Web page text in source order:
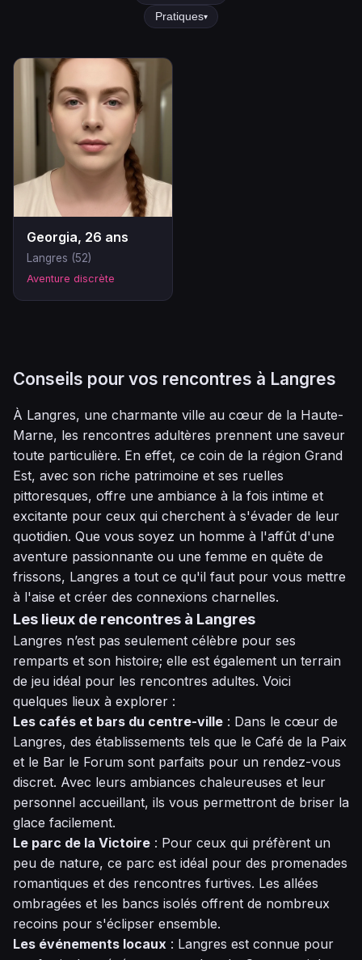
Pratiques▾
Georgia, 26 ans
Langres (52)
Aventure discrète
Conseils pour vos rencontres à Langres
À Langres, une charmante ville au cœur de la Haute-
Marne, les rencontres adultères prennent une saveur
toute particulière. En effet, ce coin de la région Grand
Est, avec son riche patrimoine et ses ruelles
pittoresques, offre une ambiance à la fois intime et
excitante pour ceux qui cherchent à s'évader de leur
quotidien. Que vous soyez un homme à l'affût d'une
aventure passionnante ou une femme en quête de
frissons, Langres a tout ce qu'il faut pour vous mettre
à l'aise et créer des connexions charnelles.
Les lieux de rencontres à Langres
Langres n’est pas seulement célèbre pour ses
remparts et son histoire; elle est également un terrain
de jeu idéal pour les rencontres adultes. Voici
quelques lieux à explorer :
Les cafés et bars du centre-ville : Dans le cœur de
Langres, des établissements tels que le Café de la Paix
et le Bar le Forum sont parfaits pour un rendez-vous
discret. Avec leurs ambiances chaleureuses et leur
personnel accueillant, ils vous permettront de briser la
glace facilement.
Le parc de la Victoire : Pour ceux qui préfèrent un
peu de nature, ce parc est idéal pour des promenades
romantiques et des rencontres furtives. Les allées
ombragées et les bancs isolés offrent de nombreux
recoins pour s'éclipser ensemble.
Les événements locaux : Langres est connue pour